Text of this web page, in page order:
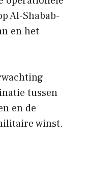
Al-Shabab-
en het
tussen
en de
winst.